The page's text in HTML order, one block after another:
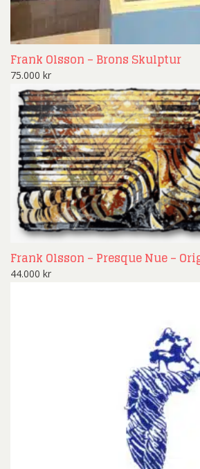
Frank Olsson – Brons Skulptur
75.000 kr
Frank Olsson – Presque Nue –
44.000 kr